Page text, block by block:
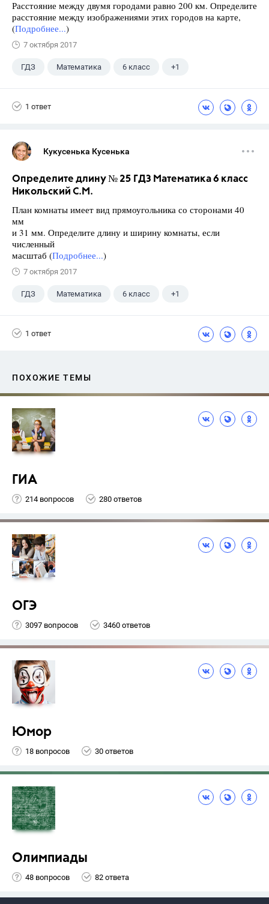
Расстояние между двумя городами равно 200 км. Определите
расстояние между изображениями этих городов на карте,
(Подробнее...)
7 октября 2017
ГДЗ Математика 6 класс +1
1 ответ
Кукусенька Кусенька
Определите длину № 25 ГДЗ Математика 6 класс
Никольский С.М.
План комнаты имеет вид прямоугольника со сторонами 40
мм
и 31 мм. Определите длину и ширину комнаты, если
численный
масштаб (Подробнее...)
7 октября 2017
ГДЗ Математика 6 класс +1
1 ответ
ПОХОЖИЕ ТЕМЫ
ГИА
214 вопросов 280 ответов
ОГЭ
3097 вопросов 3460 ответов
Юмор
18 вопросов 30 ответов
Олимпиады
48 вопросов 82 ответа